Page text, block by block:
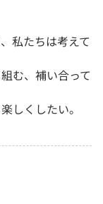
私たちは考えて
む、補い合って
しくしたい。